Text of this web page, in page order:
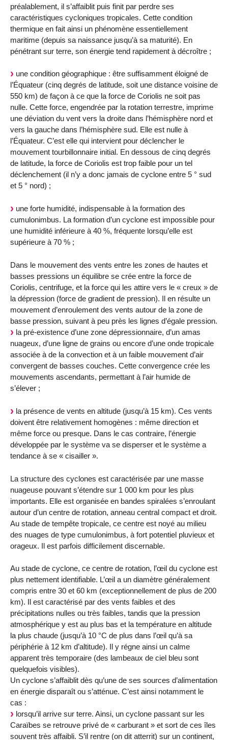
préalablement, il s’affaiblit puis finit par perdre ses
caractéristiques cycloniques tropicales. Cette condition
thermique en fait ainsi un phénomène essentiellement
maritime (depuis sa naissance jusqu’à sa maturité). En
pénétrant sur terre, son énergie tend rapidement à décroître ;
une condition géographique : être suffisamment éloigné de
l’Équateur (cinq degrés de latitude, soit une distance voisine de
550 km) de façon à ce que la force de Coriolis ne soit pas
nulle. Cette force, engendrée par la rotation terrestre, imprime
une déviation du vent vers la droite dans l’hémisphère nord et
vers la gauche dans l’hémisphère sud. Elle est nulle à
l’Équateur. C’est elle qui intervient pour déclencher le
mouvement tourbillonnaire initial. En dessous de cinq degrés
de latitude, la force de Coriolis est trop faible pour un tel
déclenchement (il n’y a donc jamais de cyclone entre 5 ° sud
et 5 ° nord) ;
une forte humidité, indispensable à la formation des
cumulonimbus. La formation d’un cyclone est impossible pour
une humidité inférieure à 40 %, fréquente lorsqu’elle est
supérieure à 70 % ;
Dans le mouvement des vents entre les zones de hautes et
basses pressions un équilibre se crée entre la force de
Coriolis, centrifuge, et la force qui les attire vers le « creux » de
la dépression (force de gradient de pression). Il en résulte un
mouvement d’enroulement des vents autour de la zone de
basse pression, suivant à peu près les lignes d’égale pression.
la pré-existence d’une zone dépressionnaire, d’un amas
nuageux, d’une ligne de grains ou encore d’une onde tropicale
associée à de la convection et à un faible mouvement d’air
convergent de basses couches. Cette convergence crée les
mouvements ascendants, permettant à l’air humide de
s’élever ;
la présence de vents en altitude (jusqu’à 15 km). Ces vents
doivent être relativement homogènes : même direction et
même force ou presque. Dans le cas contraire, l’énergie
développée par le système va se disperser et le système a
tendance à se « cisailler ».
La structure des cyclones est caractérisée par une masse
nuageuse pouvant s’étendre sur 1 000 km pour les plus
importants. Elle est organisée en bandes spiralées s’enroulant
autour d’un centre de rotation, anneau central compact et droit.
Au stade de tempête tropicale, ce centre est noyé au milieu
des nuages de type cumulonimbus, à fort potentiel pluvieux et
orageux. Il est parfois difficilement discernable.
Au stade de cyclone, ce centre de rotation, l’œil du cyclone est
plus nettement identifiable. L’œil a un diamètre généralement
compris entre 30 et 60 km (exceptionnellement de plus de 200
km). Il est caractérisé par des vents faibles et des
précipitations nulles ou très faibles, tandis que la pression
atmosphérique y est au plus bas et la température en altitude
la plus chaude (jusqu’à 10 °C de plus dans l’œil qu’à sa
périphérie à 12 km d’altitude). Il y régne ainsi un calme
apparent très temporaire (des lambeaux de ciel bleu sont
quelquefois visibles).
Un cyclone s’affaiblit dès qu’une de ses sources d’alimentation
en énergie disparaît ou s’atténue. C’est ainsi notamment le
cas :
lorsqu’il arrive sur terre. Ainsi, un cyclone passant sur les
Caraïbes se retrouve privé de « carburant » et sort de ces îles
souvent très affaibli. S’il rentre (on dit atterrit) sur un continent,